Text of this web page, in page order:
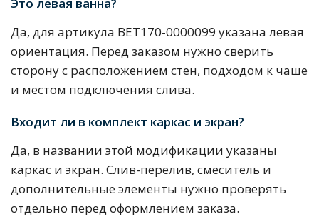
Это левая ванна?
Да, для артикула BET170-0000099 указана левая
ориентация. Перед заказом нужно сверить
сторону с расположением стен, подходом к чаше
и местом подключения слива.
Входит ли в комплект каркас и экран?
Да, в названии этой модификации указаны
каркас и экран. Слив-перелив, смеситель и
дополнительные элементы нужно проверять
отдельно перед оформлением заказа.